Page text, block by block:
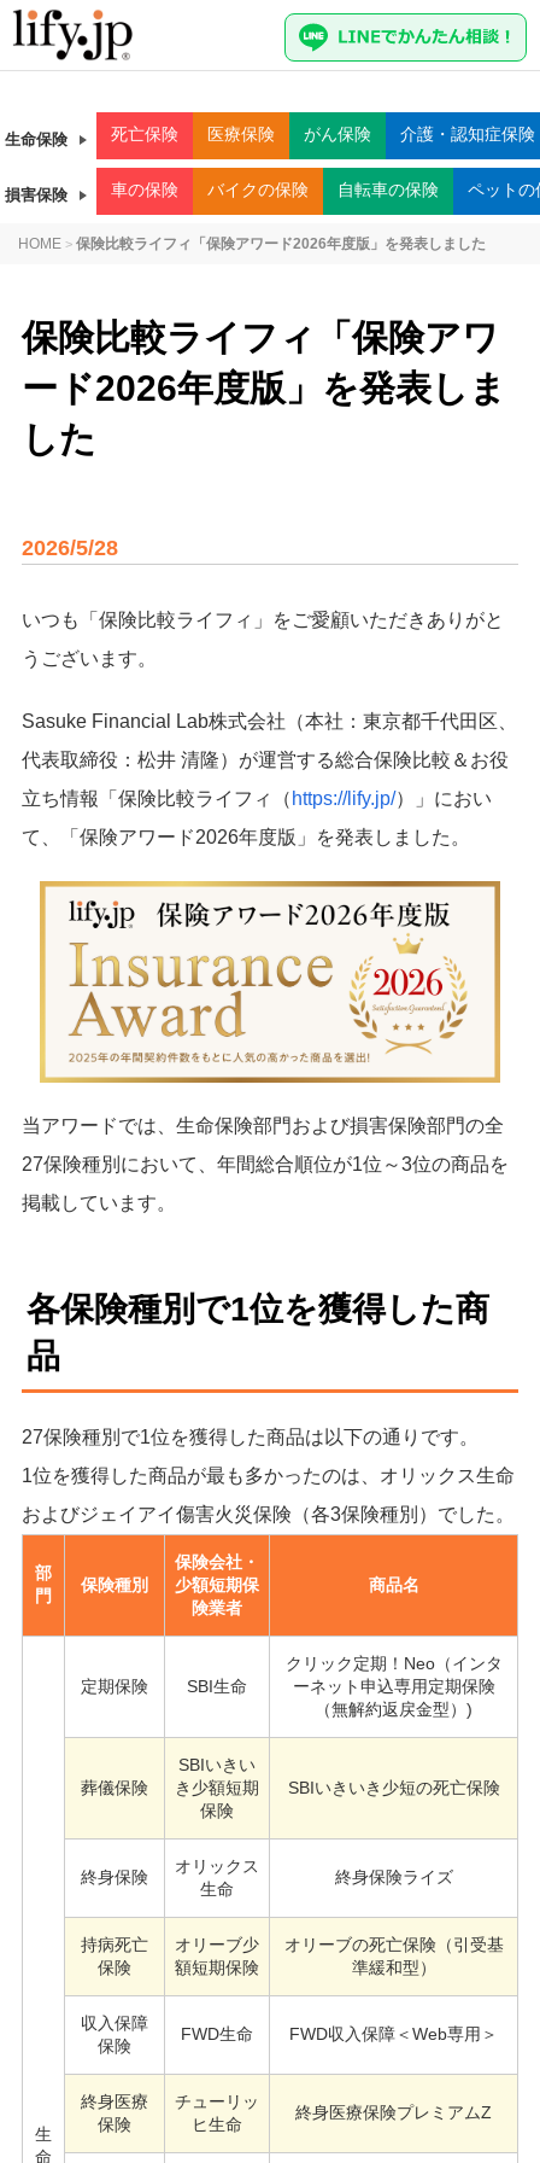
生命保険 死亡保険 医療保険 がん保険 介護・認知症保険
損害保険 車の保険 バイクの保険 自転車の保険 ペットの
HOME > 保険比較ライフィ「保険アワード2026年度版」を発表しました
保険比較ライフィ「保険アワ
ード2026年度版」を発表しま
した
2026/5/28
いつも「保険比較ライフィ」をご愛顧いただきありがと
うございます。
Sasuke Financial Lab株式会社（本社：東京都千代田区、
代表取締役：松井 清隆）が運営する総合保険比較＆お役
立ち情報「保険比較ライフィ（ https://lify.jp/）」におい
て、「保険アワード2026年度版」を発表しました。
当アワードでは、生命保険部門および損害保険部門の全
27保険種別において、年間総合順位が1位～3位の商品を
掲載しています。
各保険種別で1位を獲得した商
品
27保険種別で1位を獲得した商品は以下の通りです。
1位を獲得した商品が最も多かったのは、オリックス生命
およびジェイアイ傷害火災保険（各3保険種別）でした。
部
門
保険種別
保険会社・
少額短期保
険業者
商品名
生
命
定期保険 SBI生命
クリック定期！Neo（インタ
ーネット申込専用定期保険
（無解約返戻金型）)
葬儀保険
SBIいきい
き少額短期
保険
SBIいきいき少短の死亡保険
終身保険
オリックス
生命
終身保険ライズ
持病死亡
保険
オリーブ少
額短期保険
オリーブの死亡保険（引受基
準緩和型）
収入保障
保険
FWD生命 FWD収入保障＜Web専用＞
終身医療
保険
チューリッ
ヒ生命
終身医療保険プレミアムZ